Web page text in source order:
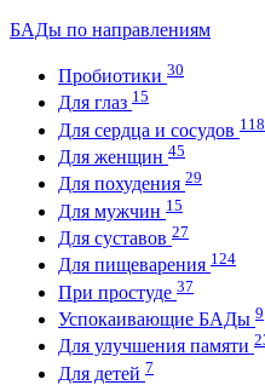
БАДы по направлениям
Пробиотики 30
Для глаз 15
Для сердца и сосудов 118
Для женщин 45
Для похудения 29
Для мужчин 15
Для суставов 27
Для пищеварения 124
При простуде 37
Успокаивающие БАДы 9
Для улучшения памяти
Для детей 7